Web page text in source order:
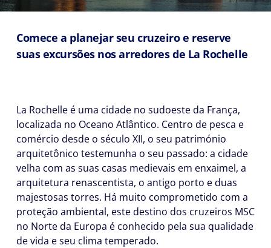
Comece a planejar seu cruzeiro e reserve
suas excursões nos arredores de La Rochelle
La Rochelle é uma cidade no sudoeste da França,
localizada no Oceano Atlântico. Centro de pesca e
comércio desde o século XII, o seu património
arquitetônico testemunha o seu passado: a cidade
velha com as suas casas medievais em enxaimel, a
arquitetura renascentista, o antigo porto e duas
majestosas torres. Há muito comprometido com a
proteção ambiental, este destino dos cruzeiros MSC
no Norte da Europa é conhecido pela sua qualidade
de vida e seu clima temperado.